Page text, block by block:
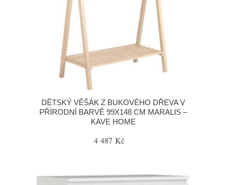
DĚTSKÝ VĚŠÁK Z BUKOVÉHO DŘEVA V
PŘÍRODNÍ BARVĚ 99X148 CM MARALIS –
KAVE HOME
4 487 Kč